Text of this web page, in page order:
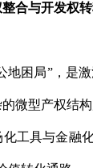
合与开发权
地困局”，是
微型产权结
工具与金融